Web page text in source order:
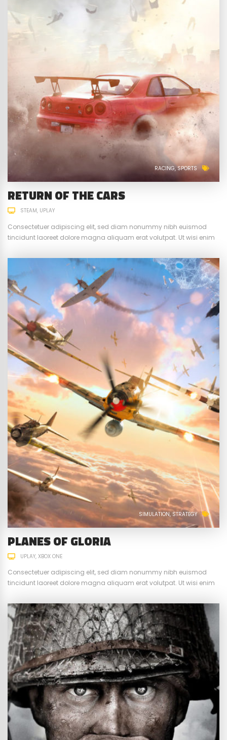
RACING SPORTS
RETURN OF THE CARS
STEAM UPLAY
Consectetuer adipiscing elit, sed diam nonummy nibh euismod
tincidunt laoreet dolore magna aliquam erat volutpat. Ut wisi enim
SIMULATION STRATEGY
PLANES OF GLORIA
UPLAY XBOX ONE
Consectetuer adipiscing elit, sed diam nonummy nibh euismod
tincidunt laoreet dolore magna aliquam erat volutpat. Ut wisi enim